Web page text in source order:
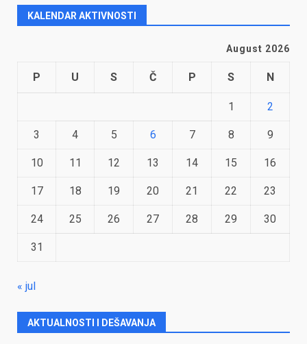
KALENDAR AKTIVNOSTI
August 2026
P U S Č P S N
1 2
3 4 5 6 7 8 9
10 11 12 13 14 15 16
17 18 19 20 21 22 23
24 25 26 27 28 29 30
31
« jul
AKTUALNOSTI I DEŠAVANJA